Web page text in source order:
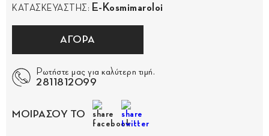
ΚΑΤΑΣΚΕΥΑΣΤΗΣ: E-Kosmimaroloi
ΑΓΟΡΑ
Ρωτήστε μας για καλύτερη τιμή.
2811812099
ΜΟΙΡΑΣΟΥ ΤΟ